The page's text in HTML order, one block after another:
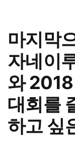
마지막
자네이
와
대회를
하고 싶